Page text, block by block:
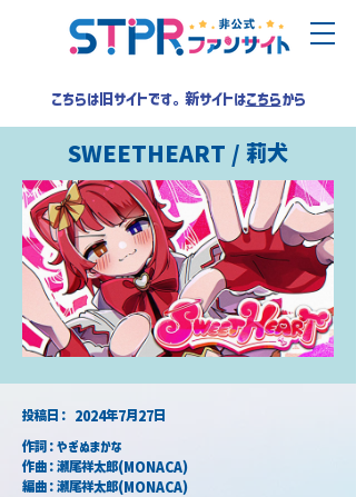
こちらは旧サイトです。新サイトはこちらから
SWEETHEART / 莉犬
​投稿日： 2024年7月27日
作詞：やぎぬまかな
作曲：瀬尾祥太郎(MONACA)
編曲：瀬尾祥太郎(MONACA)